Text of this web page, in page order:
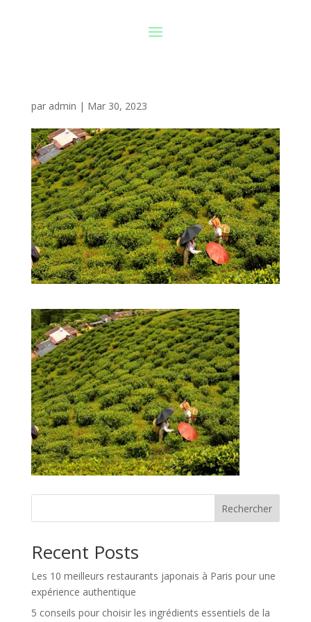
par admin | Mar 30, 2023
Rechercher
Recent Posts
Les 10 meilleurs restaurants japonais à Paris pour une
expérience authentique
5 conseils pour choisir les ingrédients essentiels de la